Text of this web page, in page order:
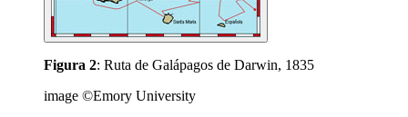
Figura 2: Ruta de Galápagos de Darwin, 1835
image ©Emory University